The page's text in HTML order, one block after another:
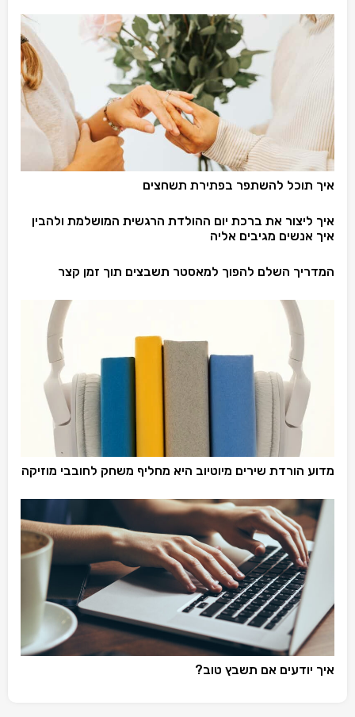
איך תוכל להשתפר בפתירת תשחצים
איך ליצור את ברכת יום ההולדת הרגשית המושלמת ולהבין
איך אנשים מגיבים אליה
המדריך השלם להפוך למאסטר תשבצים תוך זמן קצר
מדוע הורדת שירים מיוטיוב היא מחליף משחק לחובבי מוזיקה
איך יודעים אם תשבץ טוב?